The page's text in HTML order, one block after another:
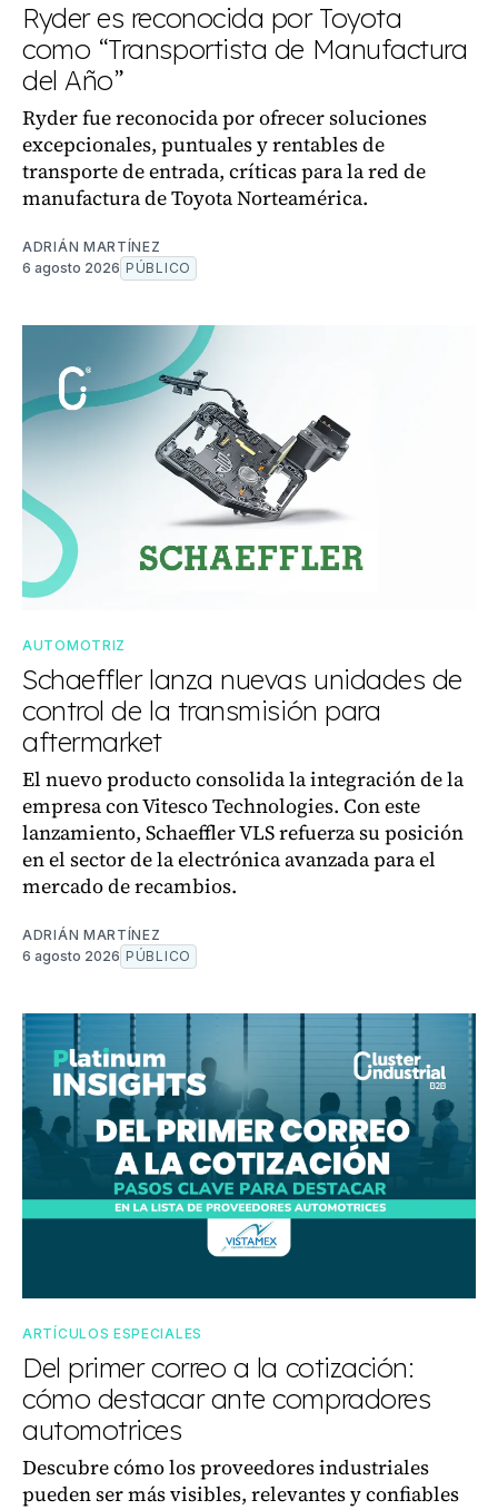
Ryder es reconocida por Toyota
como “Transportista de Manufactura
del Año”
Ryder fue reconocida por ofrecer soluciones
excepcionales, puntuales y rentables de
transporte de entrada, críticas para la red de
manufactura de Toyota Norteamérica.
ADRIÁN MARTÍNEZ
6 agosto 2026 PÚBLICO
AUTOMOTRIZ
Schaeffler lanza nuevas unidades de
control de la transmisión para
aftermarket
El nuevo producto consolida la integración de la
empresa con Vitesco Technologies. Con este
lanzamiento, Schaeffler VLS refuerza su posición
en el sector de la electrónica avanzada para el
mercado de recambios.
ADRIÁN MARTÍNEZ
6 agosto 2026 PÚBLICO
ARTÍCULOS ESPECIALES
Del primer correo a la cotización:
cómo destacar ante compradores
automotrices
Descubre cómo los proveedores industriales
pueden ser más visibles, relevantes y confiables